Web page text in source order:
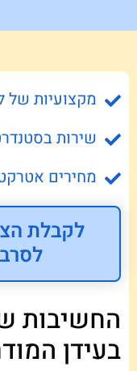
מקצועיות של
שירות
מחירים
לקבלת
החשיבות
בעידן